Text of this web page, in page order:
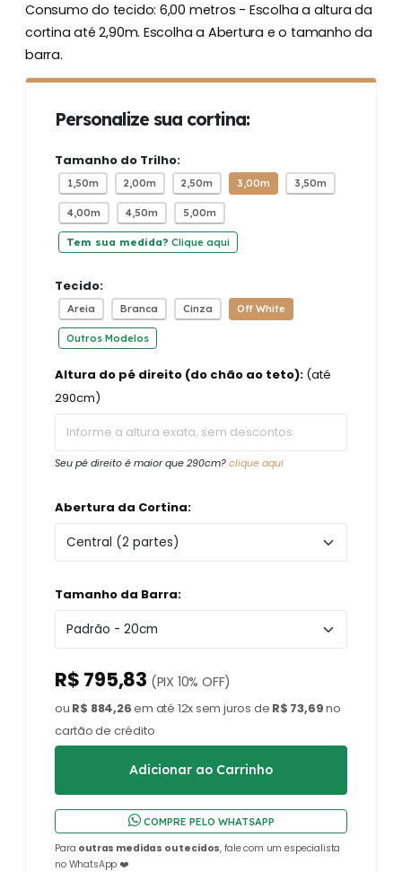
Consumo do tecido: 6,00 metros - Escolha a altura da
cortina até 2,90m. Escolha a Abertura e o tamanho da
barra.
Personalize sua cortina:
Tamanho do Trilho:
1,50m 2,00m 2,50m 3,00m 3,50m
4,00m 4,50m 5,00m
Tem sua medida? Clique aqui
Tecido:
Areia Branca Cinza Off White
Outros Modelos
Altura do pé direito (do chão ao teto): (até
290cm)
Seu pé direito é maior que 290cm?clique aqui
Abertura da Cortina:
Tamanho da Barra:
R$ 795,83 (PIX 10% OFF)
ou R$ 884,26em até 12x sem juros de R$ 73,69no
cartão de crédito
COMPRE PELO WHATSAPP
Para outras medidas ou tecidos, fale com um especialista
no WhatsApp ❤️